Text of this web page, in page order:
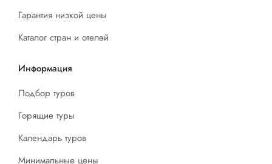
Гарантия низкой цены
Каталог стран и отелей
Информация
Подбор туров
Горящие туры
Календарь туров
Минимальные цены